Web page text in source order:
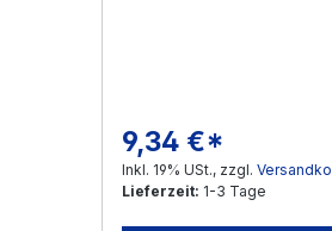
Regulärer Preis:
9,34 €*
Inkl. 19% USt., zzgl.
Lieferzeit: 1-3 Tage